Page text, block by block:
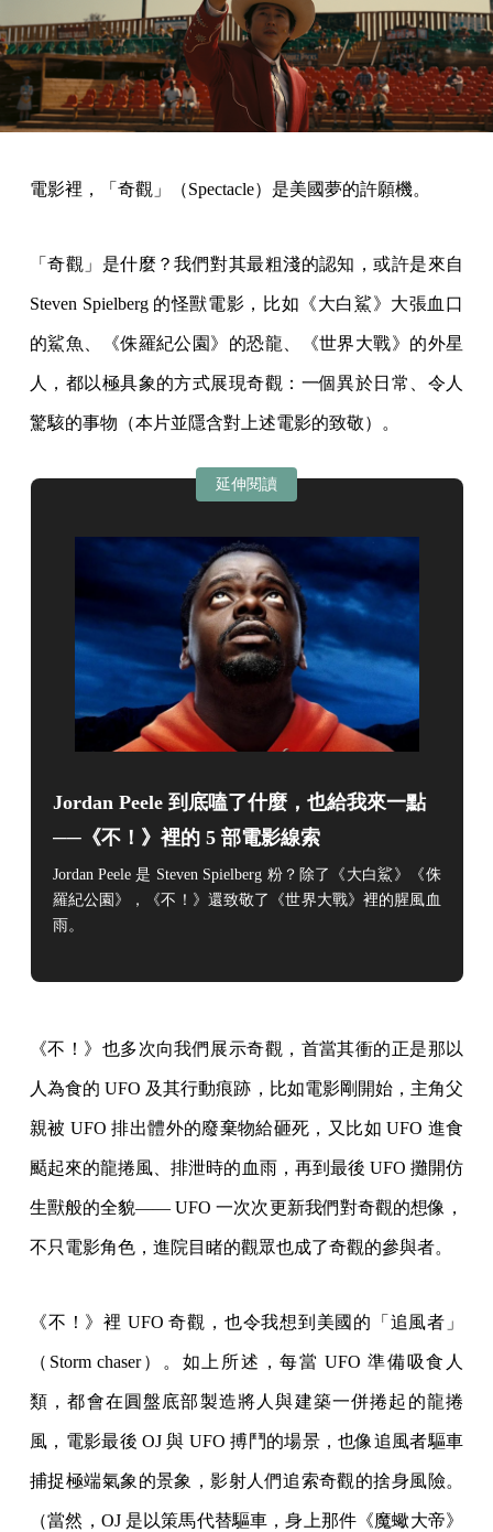
電影裡，「奇觀」（Spectacle）是美國夢的許願機。
「奇觀」是什麼？我們對其最粗淺的認知，或許是來自
Steven Spielberg 的怪獸電影，比如《大白鯊》大張血口
的鯊魚、《侏羅紀公園》的恐龍、《世界大戰》的外星
人，都以極具象的方式展現奇觀：一個異於日常、令人
驚駭的事物（本片並隱含對上述電影的致敬）。
延伸閱讀
Jordan Peele 到底嗑了什麼，也給我來一點
──《不！》裡的 5 部電影線索
Jordan Peele 是 Steven Spielberg 粉？除了《大白鯊》《侏
羅紀公園》，《不！》還致敬了《世界大戰》裡的腥風血
雨。
《不！》也多次向我們展示奇觀，首當其衝的正是那以
人為食的 UFO 及其行動痕跡，比如電影剛開始，主角父
親被 UFO 排出體外的廢棄物給砸死，又比如 UFO 進食
颳起來的龍捲風、排泄時的血雨，再到最後 UFO 攤開仿
生獸般的全貌—— UFO 一次次更新我們對奇觀的想像，
不只電影角色，進院目睹的觀眾也成了奇觀的參與者。
《不！》裡 UFO 奇觀，也令我想到美國的「追風者」
（Storm chaser）。如上所述，每當 UFO 準備吸食人
類，都會在圓盤底部製造將人與建築一併捲起的龍捲
風，電影最後 OJ 與 UFO 搏鬥的場景，也像追風者驅車
捕捉極端氣象的景象，影射人們追索奇觀的捨身風險。
（當然，OJ 是以策馬代替驅車，身上那件《魔蠍大帝》